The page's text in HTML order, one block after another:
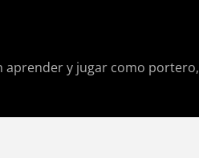
y jugar como